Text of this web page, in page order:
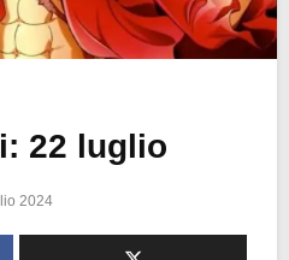
22 luglio
2024